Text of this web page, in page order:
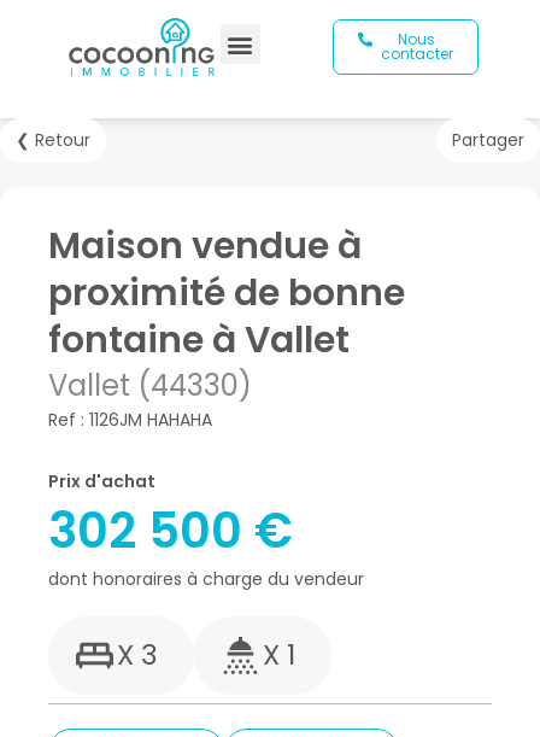
Nous
contacter
❮ Retour Partager
Maison vendue à
proximité de bonne
fontaine à Vallet
Vallet (44330)
Ref : 1126JM HAHAHA
Prix d'achat
302 500 €
dont honoraires à charge du vendeur
X 3 X 1